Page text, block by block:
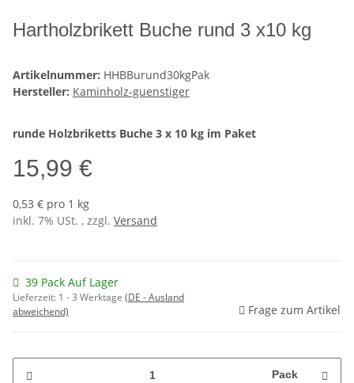
Hartholzbrikett Buche rund 3 x10 kg
Artikelnummer: HHBBurund30kgPak
Hersteller: Kaminholz-guenstiger
runde Holzbriketts Buche 3 x 10 kg im Paket
15,99 €
0,53 € pro 1 kg
inkl. 7% USt. , zzgl. Versand
39 Pack Auf Lager
Lieferzeit: 1 - 3 Werktage (DE - Ausland
abweichend)
Frage zum Artikel
Pack